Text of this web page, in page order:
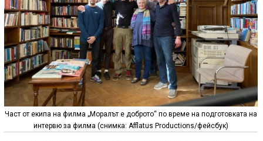
Част от екипа на филма „Моралът е доброто“ по време на подготовката на
интервю за филма (снимка: Afflatus Productions/фейсбук)